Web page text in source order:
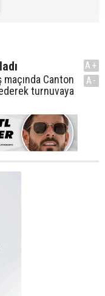
maçında Canton
turnuvaya
A+
A-